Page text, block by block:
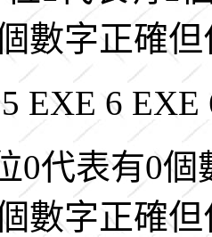
數字正確
EXE 6
0代表有0
數字正確